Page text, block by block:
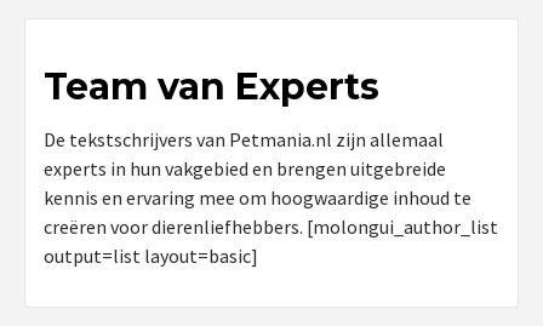
Team van Experts
De tekstschrijvers van Petmania.nl zijn allemaal
experts in hun vakgebied en brengen uitgebreide
kennis en ervaring mee om hoogwaardige inhoud te
creëren voor dierenliefhebbers. [molongui_author_list
output=list layout=basic]